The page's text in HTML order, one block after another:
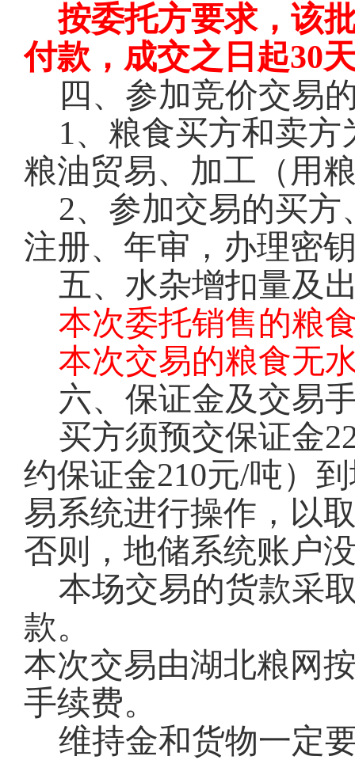
按委托方要求，该
付款，成交之日起30
四、参加竞价交易
1、粮食买方和卖
粮油贸易、加工（用
2、参加交易的买
注册、年审，办理密
五、水杂增扣量及
本次委托销售的粮
本次交易的粮食无
六、保证金及交易
买方须预交保证金
约保证金210元/吨）
易系统进行操作，以
否则，地储系统账户
本场交易的货款采
款。
本次交易由湖北粮网
手续费。
维持金和货物一定